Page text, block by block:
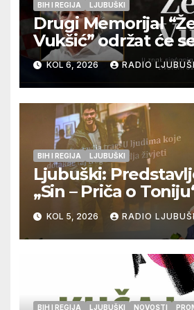
BIH I REGIJA LJUBUŠKI
Drugi Memorijal
Vukšić” održat će
12. kolovoza u
KOL 6, 2026 RADIO
BIH I REGIJA LJUBUŠKI
Ljubuški:
„Sin – Priča o
Zdenka Hercega
KOL 5, 2026 RADIO
BIH I REGIJA LJUBUŠKI NOVOSTI